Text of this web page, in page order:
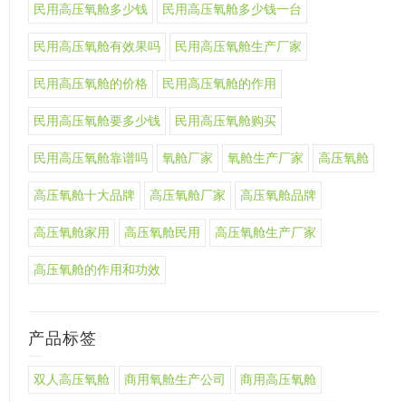
民用高压氧舱多少钱 民用高压氧舱多少钱一台
民用高压氧舱有效果吗 民用高压氧舱生产厂家
民用高压氧舱的价格 民用高压氧舱的作用
民用高压氧舱要多少钱 民用高压氧舱购买
民用高压氧舱靠谱吗 氧舱厂家 氧舱生产厂家 高压氧舱
高压氧舱十大品牌 高压氧舱厂家 高压氧舱品牌
高压氧舱家用 高压氧舱民用 高压氧舱生产厂家
高压氧舱的作用和功效
产品标签
双人高压氧舱 商用氧舱生产公司 商用高压氧舱